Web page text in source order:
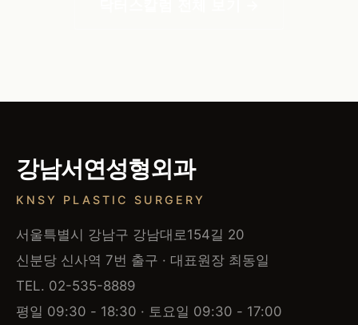
강남서연성형외과
KNSY PLASTIC SURGERY
서울특별시 강남구 강남대로154길 20
신분당 신사역 7번 출구 · 대표원장 최동일
TEL. 02-535-8889
평일 09:30 - 18:30 · 토요일 09:30 - 17:00